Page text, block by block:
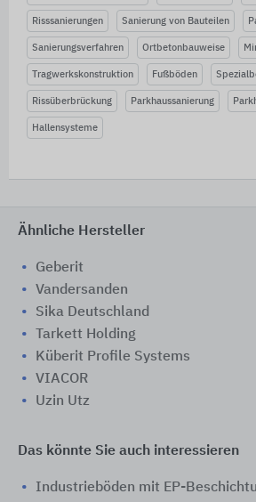
Risssanierungen Sanierung von Bauteilen
Sanierungsverfahren Ortbetonbauweise
Tragwerkskonstruktion Fußböden
Rissüberbrückung Parkhaussanierung
Hallensysteme
Ähnliche Hersteller
Geberit
Vandersanden
Sika Deutschland
Tarkett Holding
Küberit Profile Systems
VIACOR
Uzin Utz
Das könnte Sie auch interessieren
Industrieböden mit EP-